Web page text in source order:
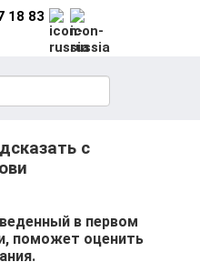
18 83
с
в первом
поможет оценить